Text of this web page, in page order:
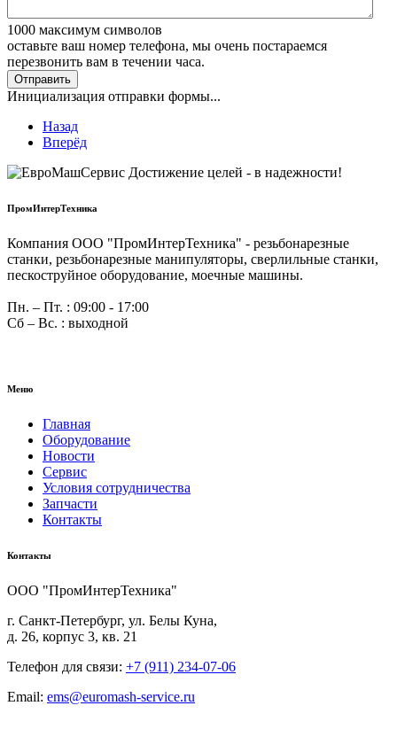
1000 максимум символов
оставьте ваш номер телефона, мы очень постараемся
перезвонить вам в течении часа.
Отправить
Инициализация отправки формы...
Назад
Вперёд
ПромИнтерТехника
Компания ООО "ПромИнтерТехника" - резьбонарезные
станки, резьбонарезные манипуляторы, сверлильные станки,
пескоструйное оборудование, моечные машины.
Пн. – Пт. : 09:00 - 17:00
Сб – Вс. : выходной
Меню
Главная
Оборудование
Новости
Сервис
Условия сотрудничества
Запчасти
Контакты
Контакты
ООО "ПромИнтерТехника"
г. Санкт-Петербург, ул. Белы Куна,
д. 26, корпус 3, кв. 21
Телефон для связи: +7 (911) 234-07-06
Email: ems@euromash-service.ru